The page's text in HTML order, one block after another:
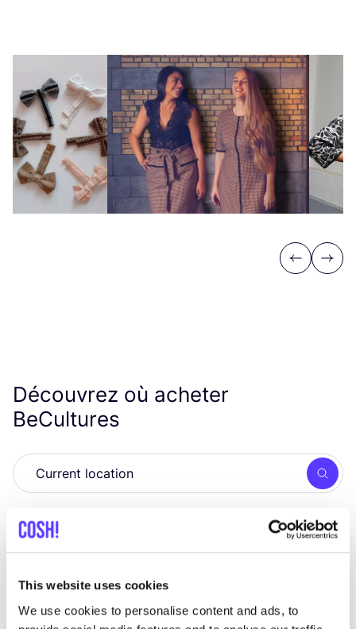
This website uses cookies
We use cookies to personalise content and ads, to
Previous
Next
Découvrez où acheter
BeCultures